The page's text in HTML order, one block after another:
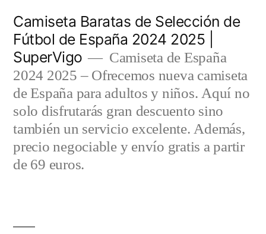
contenido
Camiseta Baratas de Selección de
Fútbol de España 2024 2025 |
SuperVigo
Camiseta de España
2024 2025 – Ofrecemos nueva camiseta
de España para adultos y niños. Aquí no
solo disfrutarás gran descuento sino
también un servicio excelente. Además,
precio negociable y envío gratis a partir
de 69 euros.